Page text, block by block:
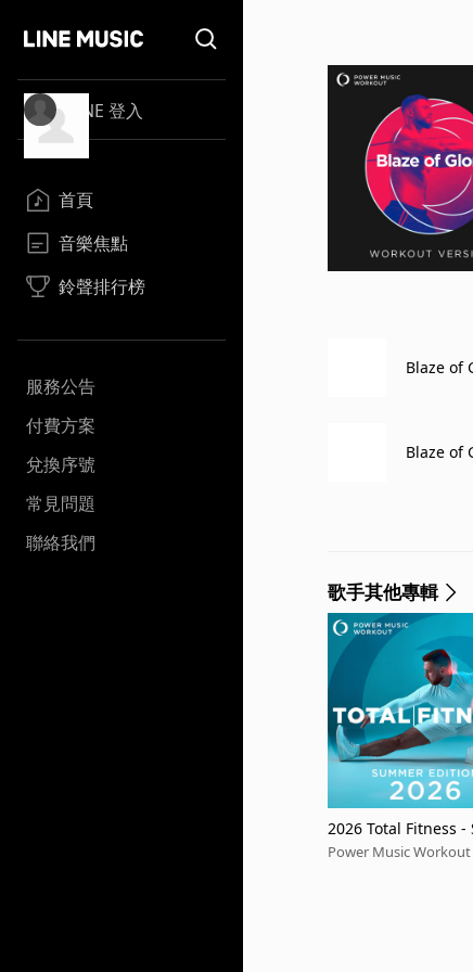
LINE 登入
首頁
音樂焦點
鈴聲排行榜
服務公告
付費方案
兌換序號
常見問題
聯絡我們
Blaze of
Blaze of
歌手其他專輯
2026 Total Fitness
Power Music Workout